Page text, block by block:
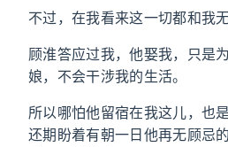
不过，在我看来这一切都和我无
顾淮答应过我，他娶我，只是
娘，不会干涉我的生活。
所以哪怕他留宿在我这儿，也
还期盼着有朝一日他再无顾忌